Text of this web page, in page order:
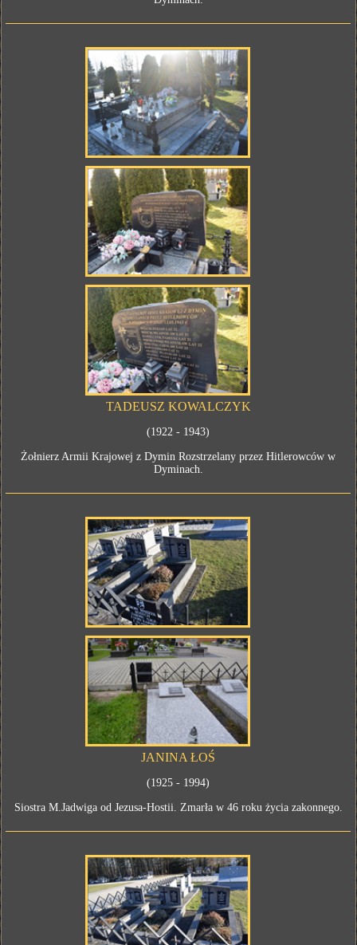
TADEUSZ KOWALCZYK
(1922 - 1943)
Żołnierz Armii Krajowej z Dymin Rozstrzelany przez Hitlerowców w
Dyminach.
JANINA ŁOŚ
(1925 - 1994)
Siostra M.Jadwiga od Jezusa-Hostii. Zmarła w 46 roku życia zakonnego.